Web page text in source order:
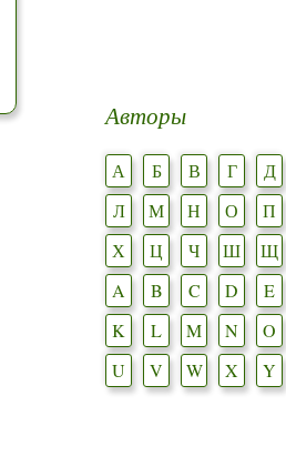
Авторы
А Б В Г Д
Л
М Н О П
Х
Ц Ч Ш Щ
A
B C D E
K
L M N O
U
V W X Y